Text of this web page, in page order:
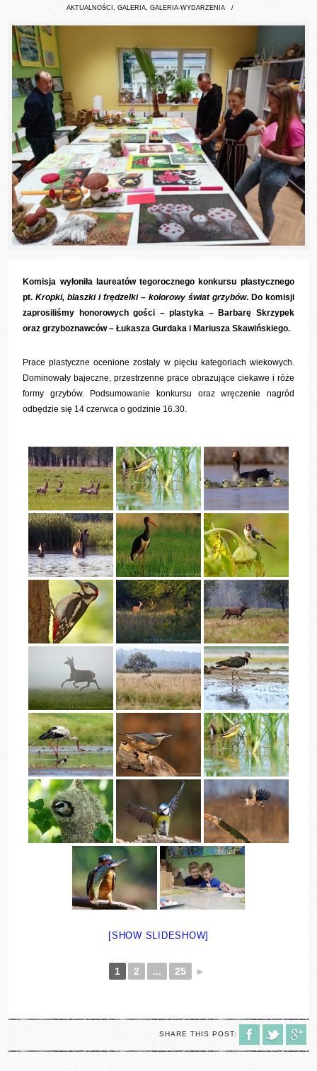
AKTUALNOŚCI,GALERIA,GALERIA-WYDARZENIA /
Komisja wyłoniła laureatów tegorocznego konkursu plastycznego
pt.Kropki, blaszki i frędzelki – kolorowy świat grzybów. Do komisji
zaprosiliśmy honorowych gości – plastyka – Barbarę Skrzypek
oraz grzyboznawców – Łukasza Gurdaka i Mariusza Skawińskiego.
Prace plastyczne ocenione zostały w pięciu kategoriach wiekowych.
Dominowały bajeczne, przestrzenne prace obrazujące ciekawe i róże
formy grzybów. Podsumowanie konkursu oraz wręczenie nagród
odbędzie się 14 czerwca o godzinie 16.30.
[SHOW SLIDESHOW]
1 2 ... 25 ►
SHARE THIS POST: